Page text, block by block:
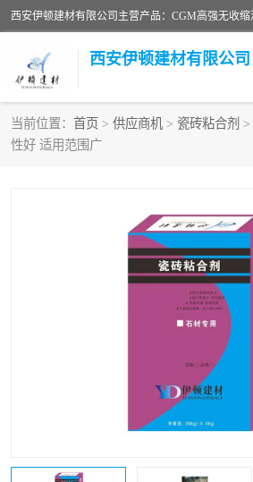
西安伊顿建材有限公司
当前位置： 首页 > 供应商机 > 瓷砖粘合剂
性好 适用范围广
灌浆料
水
沥青
速
金
桥梁伸缩缝快速修补料 防